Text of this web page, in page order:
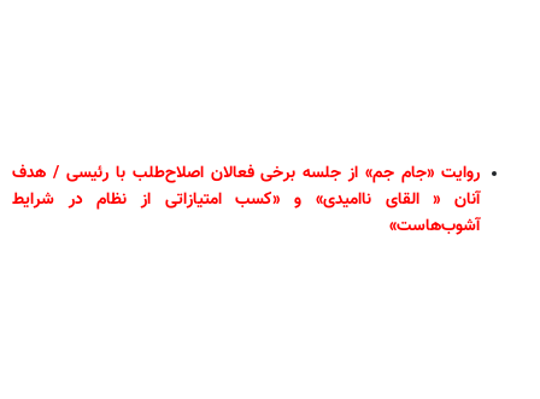
روایت «جام جم» از جلسه برخی فعالان اصلاح‌طلب با رئیسی / هدف
آنان « القای ناامیدی» و «کسب امتیازاتی از نظام در شرایط
آشوب‌هاست»